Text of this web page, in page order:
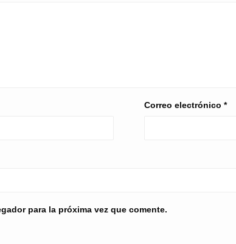
Correo electrónico*
para la próxima vez que comente.